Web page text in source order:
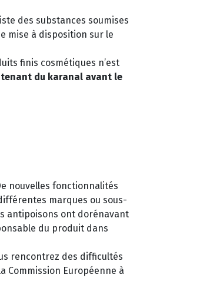
des substances soumises
mise à disposition sur le
finis cosmétiques n’est
du karanal avant le
nouvelles fonctionnalités
marques ou sous-
antipoisons ont dorénavant
du produit dans
rencontrez des difficultés
Commission Européenne à